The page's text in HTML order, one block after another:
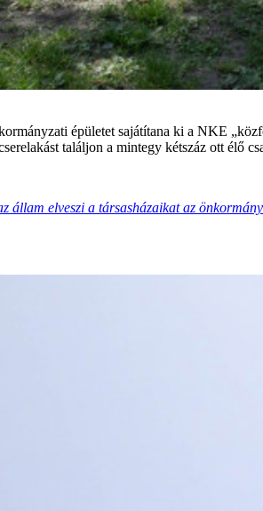
épületet sajátítana ki a NKE
találjon a mintegy kétszáz ott élő
állam elveszi a társasházaikat az